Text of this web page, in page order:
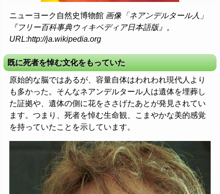
ニューヨーク自然史博物館 画像「ネアンデルタール人」
『フリー百科事典ウィキペディア日本語版』。
URL:http://ja.wikipedia.org
既に死者を悼む文化をもっていた
原始的な脳ではあるが、容量自体はわれわれ現代人より
も多かった。そんなネアンデルタール人は遺体を埋葬し
た証拠や、遺体の側に花をささげたあとが発見されてい
ます。つまり、死者を悼む生命観、こまやかな美的感覚
を持っていたことを示しています。